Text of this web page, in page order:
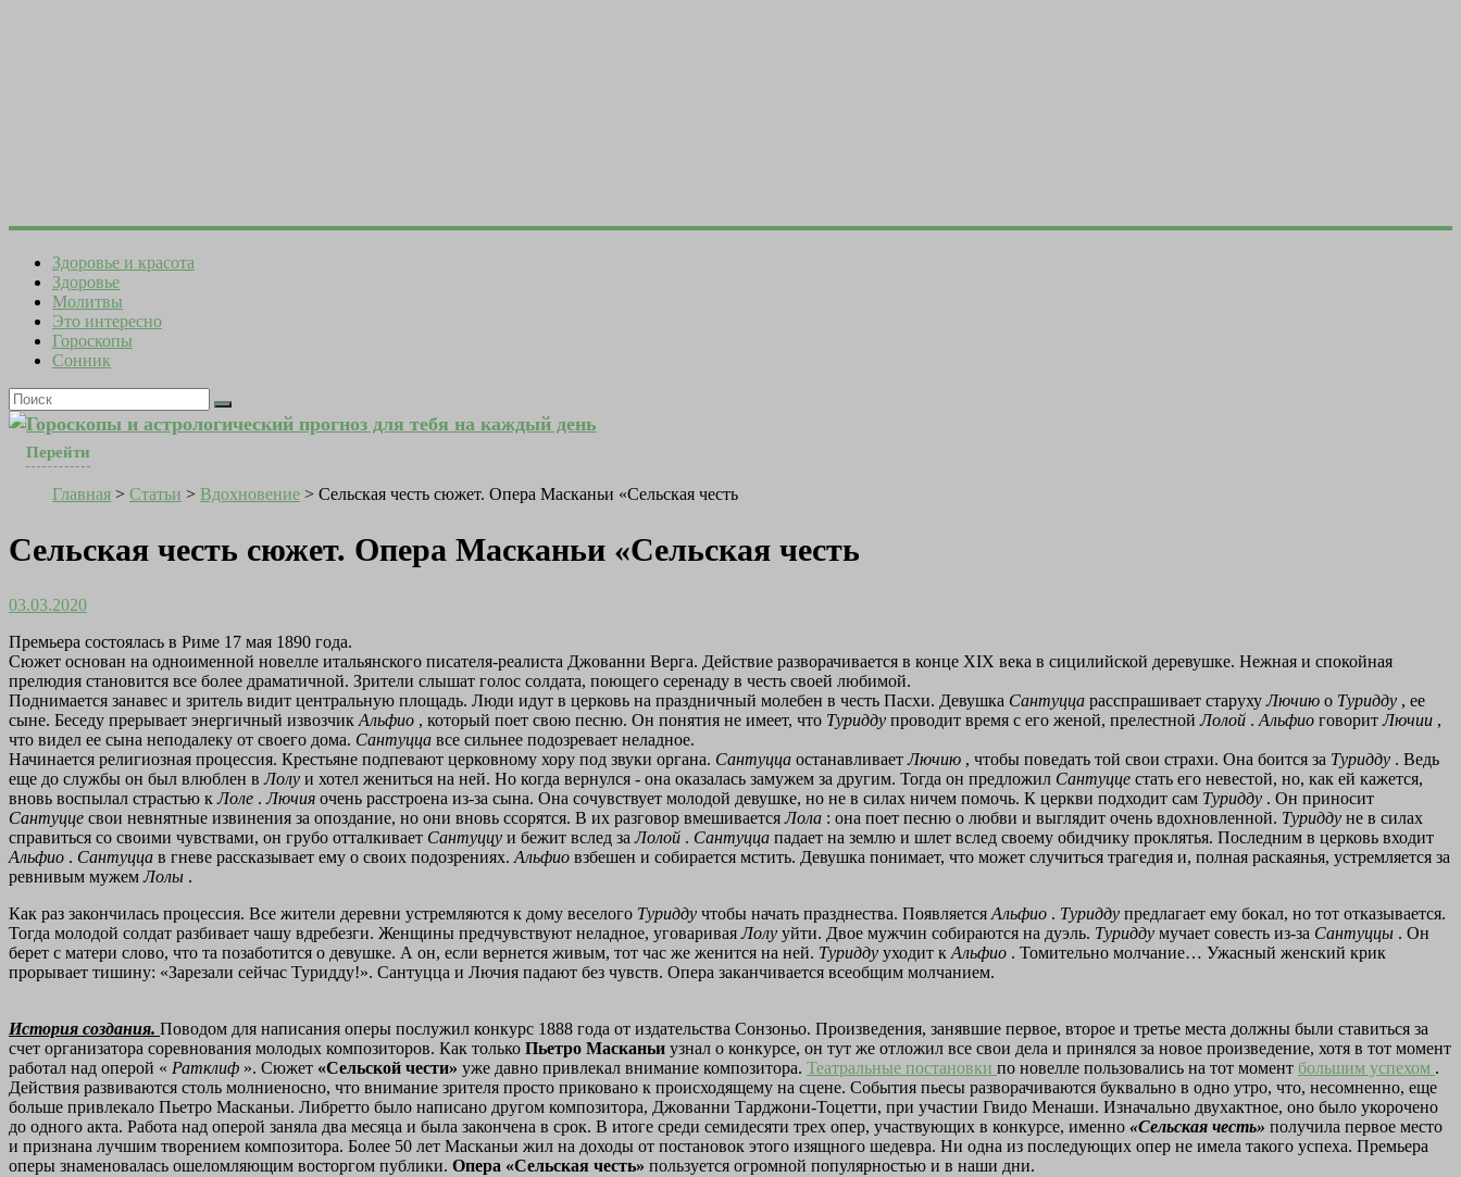
Здоровье и красота
Здоровье
Молитвы
Это интересно
Гороскопы
Сонник
Гороскопы и астрологический прогноз для тебя на каждый день
Перейти
Главная > Статьи > Вдохновение > Сельская честь сюжет. Опера Масканьи «Сельская честь
Сельская честь сюжет. Опера Масканьи «Сельская честь
03.03.2020
Премьера состоялась в Риме 17 мая 1890 года.
Сюжет основан на одноименной новелле итальянского писателя-реалиста Джованни Верга. Действие разворачивается в конце XIX века в сицилийской деревушке. Нежная и спокойная
прелюдия становится все более драматичной. Зрители слышат голос солдата, поющего серенаду в честь своей любимой.
Поднимается занавес и зритель видит центральную площадь. Люди идут в церковь на праздничный молебен в честь Пасхи. Девушка Сантуцца расспрашивает старухуЛючию о Туридду , ее
сыне. Беседу прерывает энергичный извозчик Альфио , который поет свою песню. Он понятия не имеет, что Туридду проводит время с его женой, прелестнойЛолой . Альфио говоритЛючии ,
что видел ее сына неподалеку от своего дома. Сантуцца все сильнее подозревает неладное.
Начинается религиозная процессия. Крестьяне подпевают церковному хору под звуки органа. Сантуцца останавливаетЛючию , чтобы поведать той свои страхи. Она боится за Туридду . Ведь
еще до службы он был влюблен вЛолу и хотел жениться на ней. Но когда вернулся - она оказалась замужем за другим. Тогда он предложил Сантуцце стать его невестой, но, как ей кажется,
вновь воспылал страстью кЛоле .Лючия очень расстроена из-за сына. Она сочувствует молодой девушке, но не в силах ничем помочь. К церкви подходит сам Туридду . Он приносит
Сантуцце свои невнятные извинения за опоздание, но они вновь ссорятся. В их разговор вмешиваетсяЛола : она поет песню о любви и выглядит очень вдохновленной. Туридду не в силах
справиться со своими чувствами, он грубо отталкивает Сантуццу и бежит вслед заЛолой . Сантуцца падает на землю и шлет вслед своему обидчику проклятья. Последним в церковь входит
Альфио . Сантуцца в гневе рассказывает ему о своих подозрениях. Альфио взбешен и собирается мстить. Девушка понимает, что может случиться трагедия и, полная раскаянья, устремляется за
ревнивым мужемЛолы .
Как раз закончилась процессия. Все жители деревни устремляются к дому веселого Туридду чтобы начать празднества. Появляется Альфио . Туридду предлагает ему бокал, но тот отказывается.
Тогда молодой солдат разбивает чашу вдребезги. Женщины предчувствуют неладное, уговариваяЛолу уйти. Двое мужчин собираются на дуэль. Туридду мучает совесть из-за Сантуццы . Он
берет с матери слово, что та позаботится о девушке. А он, если вернется живым, тот час же женится на ней. Туридду уходит к Альфио . Томительно молчание… Ужасный женский крик
прорывает тишину: «Зарезали сейчас Туридду!». Сантуцца и Лючия падают без чувств. Опера заканчивается всеобщим молчанием.
История создания. Поводом для написания оперы послужил конкурс 1888 года от издательства Сонзоньо. Произведения, занявшие первое, второе и третье места должны были ставиться за
счет организатора соревнования молодых композиторов. Как только Пьетро Масканьи узнал о конкурсе, он тут же отложил все свои дела и принялся за новое произведение, хотя в тот момент
работал над оперой « Ратклиф ». Сюжет «Сельской чести» уже давно привлекал внимание композитора. Театральные постановки по новелле пользовались на тот момент большим успехом .
Действия развиваются столь молниеносно, что внимание зрителя просто приковано к происходящему на сцене. События пьесы разворачиваются буквально в одно утро, что, несомненно, еще
больше привлекало Пьетро Масканьи. Либретто было написано другом композитора, Джованни Тарджони-Тоцетти, при участии Гвидо Менаши. Изначально двухактное, оно было укорочено
до одного акта. Работа над оперой заняла два месяца и была закончена в срок. В итоге среди семидесяти трех опер, участвующих в конкурсе, именно «Сельская честь» получила первое место
и признана лучшим творением композитора. Более 50 лет Масканьи жил на доходы от постановок этого изящного шедевра. Ни одна из последующих опер не имела такого успеха. Премьера
оперы знаменовалась ошеломляющим восторгом публики. Опера «Сельская честь» пользуется огромной популярностью и в наши дни.